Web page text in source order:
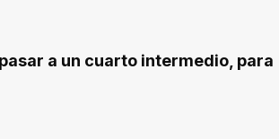
a un cuarto intermedio, para